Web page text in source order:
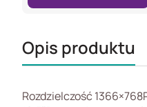
Opis produktu
Rozdzielczość